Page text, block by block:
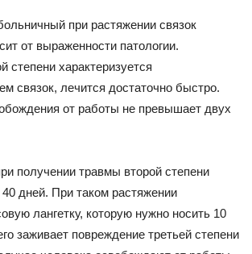
при растяжении связок
от выраженности патологии.
степени характеризуется
связок, лечится достаточно быстро.
от работы не превышает двух
получении травмы второй степени
дней. При таком растяжении
лангетку, которую нужно носить 10
заживает повреждение третьей степени